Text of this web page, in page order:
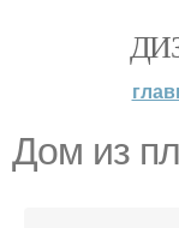
Дом из